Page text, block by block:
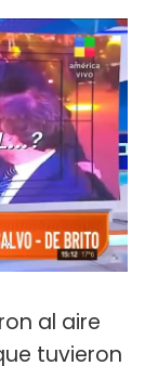
al aire
tuvieron